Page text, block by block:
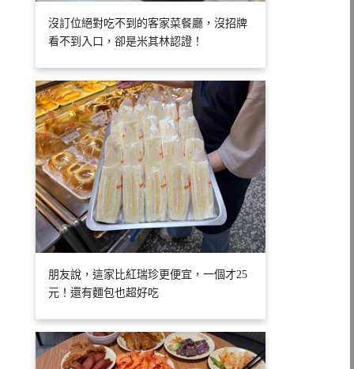
沒訂位絕對吃不到的客家菜餐廳，沒招牌
看不到入口，卻是米其林認證！
朋友說，這家比紅瑞珍更便宜，一個才25
元！還有麵包也超好吃